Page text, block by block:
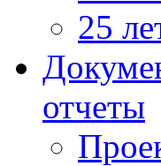
25
отчеты